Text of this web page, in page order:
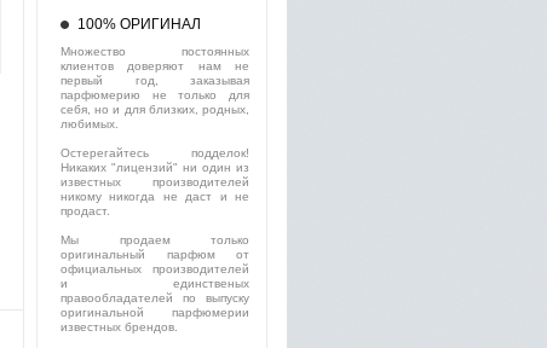
100% ОРИГИНАЛ
Множество постоянных
клиентов доверяют нам не
первый год, заказывая
парфюмерию не только для
себя, но и для близких, родных,
любимых.
Остерегайтесь подделок!
Никаких "лицензий" ни один из
известных производителей
никому никогда не даст и не
продаст.
Мы продаем только
оригинальный парфюм от
официальных производителей
и единственых
правообладателей по выпуску
оригинальной парфюмерии
известных брендов.